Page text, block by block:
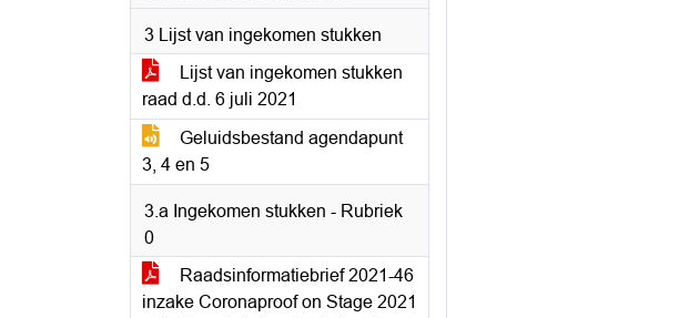
3 Lijst van ingekomen stukken
Lijst van ingekomen stukken
raad d.d. 6 juli 2021
Geluidsbestand agendapunt
3, 4 en 5
3.a Ingekomen stukken - Rubriek
0
Raadsinformatiebrief 2021-46
inzake Coronaproof on Stage 2021